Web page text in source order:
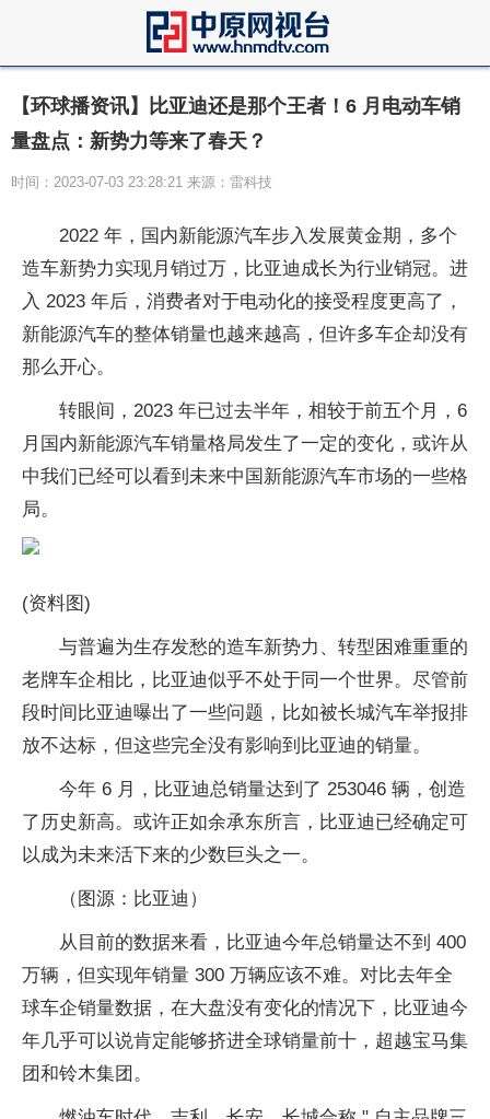
【环球播资讯】比亚迪还是那个王者！6 月电动车销
量盘点：新势力等来了春天？
时间：2023-07-03 23:28:21 来源：雷科技
2022 年，国内新能源汽车步入发展黄金期，多个
造车新势力实现月销过万，比亚迪成长为行业销冠。进
入 2023 年后，消费者对于电动化的接受程度更高了，
新能源汽车的整体销量也越来越高，但许多车企却没有
那么开心。
转眼间，2023 年已过去半年，相较于前五个月，6
月国内新能源汽车销量格局发生了一定的变化，或许从
中我们已经可以看到未来中国新能源汽车市场的一些格
局。
(资料图)
与普遍为生存发愁的造车新势力、转型困难重重的
老牌车企相比，比亚迪似乎不处于同一个世界。尽管前
段时间比亚迪曝出了一些问题，比如被长城汽车举报排
放不达标，但这些完全没有影响到比亚迪的销量。
今年 6 月，比亚迪总销量达到了 253046 辆，创造
了历史新高。或许正如余承东所言，比亚迪已经确定可
以成为未来活下来的少数巨头之一。
（图源：比亚迪）
从目前的数据来看，比亚迪今年总销量达不到 400
万辆，但实现年销量 300 万辆应该不难。对比去年全
球车企销量数据，在大盘没有变化的情况下，比亚迪今
年几乎可以说肯定能够挤进全球销量前十，超越宝马集
团和铃木集团。